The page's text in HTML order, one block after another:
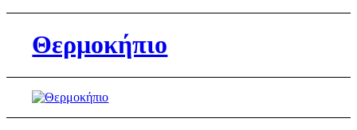
Θερμοκήπιο